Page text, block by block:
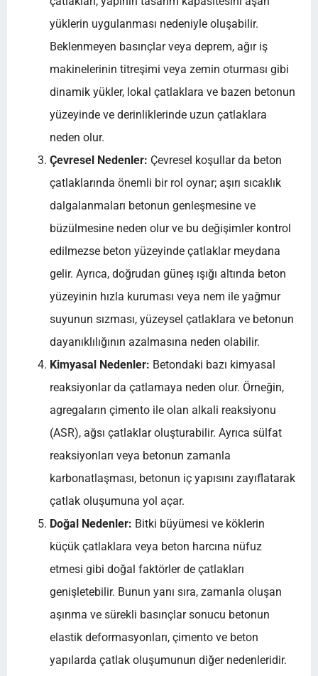
yüklerin uygulanması nedeniyle oluşabilir.
Beklenmeyen basınçlar veya deprem, ağır iş
makinelerinin titreşimi veya zemin oturması gibi
dinamik yükler, lokal çatlaklara ve bazen betonun
yüzeyinde ve derinliklerinde uzun çatlaklara
neden olur.
Çevresel Nedenler: Çevresel koşullar da beton
çatlaklarında önemli bir rol oynar; aşırı sıcaklık
dalgalanmaları betonun genleşmesine ve
büzülmesine neden olur ve bu değişimler kontrol
edilmezse beton yüzeyinde çatlaklar meydana
gelir. Ayrıca, doğrudan güneş ışığı altında beton
yüzeyinin hızla kuruması veya nem ile yağmur
suyunun sızması, yüzeysel çatlaklara ve betonun
dayanıklılığının azalmasına neden olabilir.
Kimyasal Nedenler: Betondaki bazı kimyasal
reaksiyonlar da çatlamaya neden olur. Örneğin,
agregaların çimento ile olan alkali reaksiyonu
(ASR), ağsı çatlaklar oluşturabilir. Ayrıca sülfat
reaksiyonları veya betonun zamanla
karbonatlaşması, betonun iç yapısını zayıflatarak
çatlak oluşumuna yol açar.
Doğal Nedenler: Bitki büyümesi ve köklerin
küçük çatlaklara veya beton harcına nüfuz
etmesi gibi doğal faktörler de çatlakları
genişletebilir. Bunun yanı sıra, zamanla oluşan
aşınma ve sürekli basınçlar sonucu betonun
elastik deformasyonları, çimento ve beton
yapılarda çatlak oluşumunun diğer nedenleridir.